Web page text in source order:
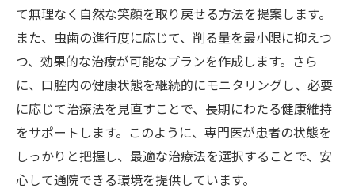
て無理なく自然な笑顔を取り戻せる方法を提案します。
また、虫歯の進行度に応じて、削る量を最小限に抑えつ
つ、効果的な治療が可能なプランを作成します。さら
に、口腔内の健康状態を継続的にモニタリングし、必要
に応じて治療法を見直すことで、長期にわたる健康維持
をサポートします。このように、専門医が患者の状態を
しっかりと把握し、最適な治療法を選択することで、安
心して通院できる環境を提供しています。